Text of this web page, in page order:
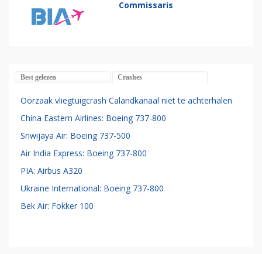
Commissaris
Best gelezen Crashes
Oorzaak vliegtuigcrash Calandkanaal niet te achterhalen
China Eastern Airlines: Boeing 737-800
Sriwijaya Air: Boeing 737-500
Air India Express: Boeing 737-800
PIA: Airbus A320
Ukraine International: Boeing 737-800
Bek Air: Fokker 100